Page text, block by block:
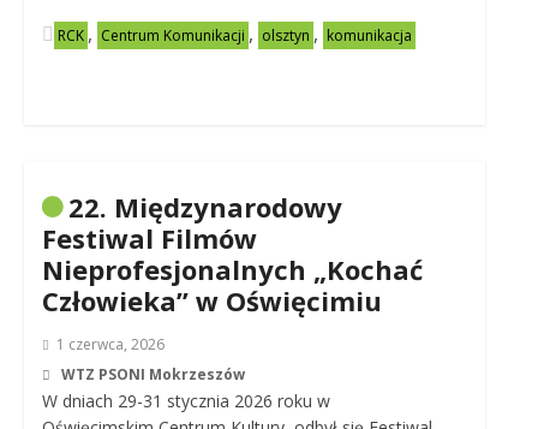
RCK , Centrum Komunikacji , olsztyn , komunikacja
22. Międzynarodowy
Festiwal Filmów
Nieprofesjonalnych „Kochać
Człowieka” w Oświęcimiu
1 czerwca, 2026
WTZ PSONI Mokrzeszów
W dniach 29-31 stycznia 2026 roku w